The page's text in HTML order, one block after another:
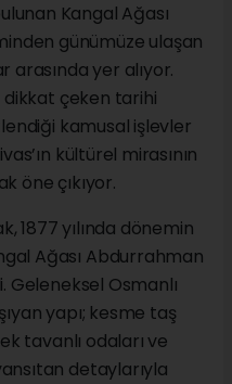
Kangal Ağası
günümüze ulaşan
arasında yer alıyor.
dikkat çeken tarihi
kamusal işlevler
kültürel mirasının
öne çıkıyor.
1877 yılında dönemin
Ağası Abdurrahman
Geleneksel Osmanlı
yapı; kesme taş
tavanlı odaları ve
detaylarıyla